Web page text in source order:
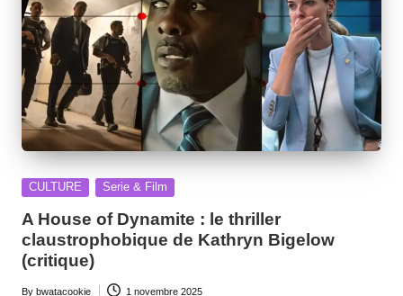
Posted
CULTURE Serie & Film
A House of Dynamite : le thriller
claustrophobique de Kathryn Bigelow
(critique)
By bwatacookie 1 novembre 2025